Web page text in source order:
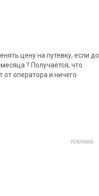
цену на путевку, если до
? Получается, что
от оператора и ничего